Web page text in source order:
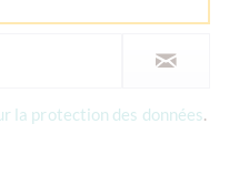
la protection des données.